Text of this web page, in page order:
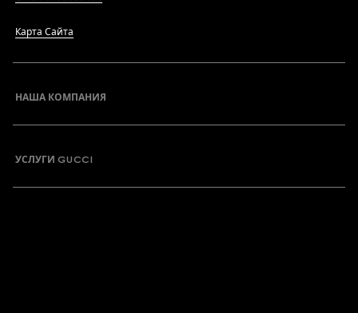
Карта Сайта
НАША КОМПАНИЯ
УСЛУГИ GUCCI